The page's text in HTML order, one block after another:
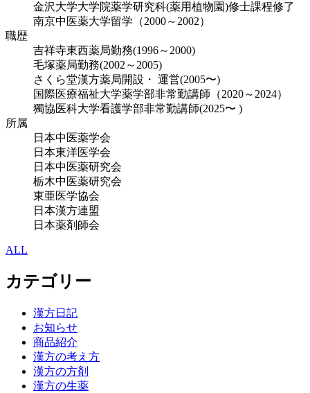
金沢大学大学院薬学研究科(薬用植物園)修士課程修了
南京中医薬大学留学（2000～2002）
職歴
吉祥寺東西薬局勤務(1996～2000)
毛塚薬局勤務(2002～2005)
さくら堂漢方薬局開設・ 運営(2005〜)
国際医療福祉大学薬学部非常勤講師（2020～2024）
獨協医科大学看護学部非常勤講師(2025〜 )
所属
日本中医薬学会
日本東洋医学会
日本中医薬研究会
栃木中医薬研究会
東亜医学協会
日本漢方連盟
日本薬剤師会
ALL
カテゴリー
漢方日記
お知らせ
商品紹介
漢方の考え方
漢方の方剤
漢方の生薬